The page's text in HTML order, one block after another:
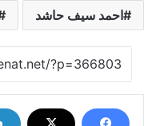
احمد سيف حاشد